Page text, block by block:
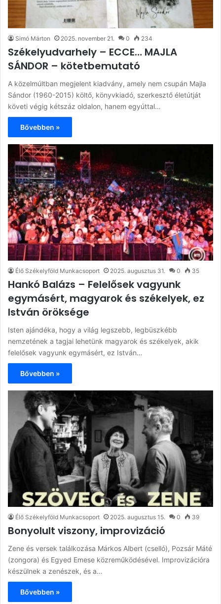
Simó Márton 2025. november 21. 0 234
Székelyudvarhely – ECCE… MAJLA
SÁNDOR – kötetbemutató
A közelmúltban megjelent kiadvány, amely nem csupán Majla
Sándor (1960-2015) költő, könyvkiadó, szerkesztő életútját
követi végig kétszáz oldalon, hanem egyúttal…
Bővebben »
Élő Székelyföld Munkacsoport 2025. augusztus 31. 0 35
Hankó Balázs – Felelősek vagyunk
egymásért, magyarok és székelyek, ez
István öröksége
Isten ajándéka, hogy a világ legszebb, legbüszkébb
nemzetének a tagjai lehetünk magyarok és székelyek, akik
felelősek vagyunk egymásért, ez István…
Bővebben »
Élő Székelyföld Munkacsoport 2025. augusztus 15. 0 39
Bonyolult viszony, improvizáció
Zene és versek találkozása Márkos Albert (cselló), Pozsár Máté
(zongora) és Egyed Emese közreműködésével. Improvizációra
készülnek a zenészek, és a…
Bővebben »